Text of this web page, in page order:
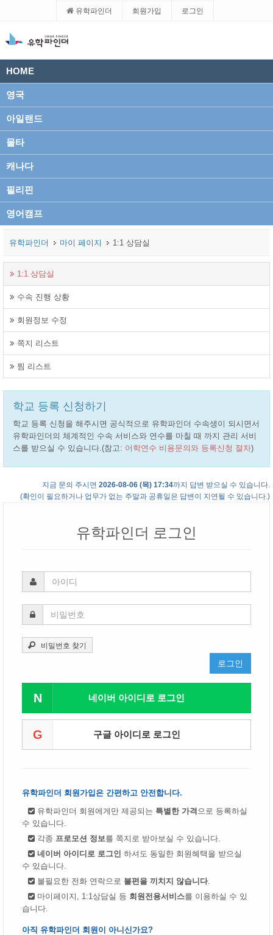
유학파인더 회원가입 로그인
HOME
영국
아일랜드
몰타
캐나다
필리핀
영어캠프
유학파인더 마이 페이지 1:1 상담실
1:1 상담실
수속 진행 상황
회원정보 수정
쪽지 리스트
찜 리스트
학교 등록 신청하기
학교 등록 신청을 해주시면 공식적으로 유학파인더 수속생이 되시면서
유학파인더의 체계적인 수속 서비스와 연수를 마칠 때 까지 관리 서비
스를 받으실 수 있습니다.(참고: 어학연수 비용문의와 등록신청 절차)
지금 문의 주시면 2026-08-06 (목) 17:34까지 답변 받으실 수 있습니다.
(확인이 필요하거나 업무가 없는 주말과 공휴일은 답변이 지연될 수 있습니다.)
유학파인더 로그인
비밀번호 찾기
로그인
N 네이버 아이디로 로그인
G 구글 아이디로 로그인
유학파인더 회원가입은 간편하고 안전합니다.
유학파인더 회원에게만 제공되는 특별한 가격 으로 등록하실
수 있습니다.
각종 프로모션 정보 를 쪽지로 받아보실 수 있습니다.
네이버 아이디로 로그인 하셔도 동일한 회원혜택을 받으실
수 있습니다.
불필요한 전화 연락으로 불편을 끼치지 않습니다.
마이페이지, 1:1상담실 등 회원전용서비스를 이용하실 수 있
습니다.
아직 유학파인더 회원이 아니신가요?